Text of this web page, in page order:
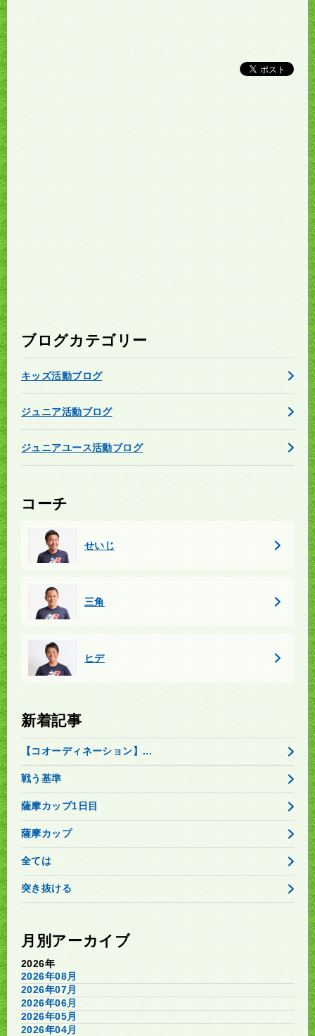
ブログカテゴリー
キッズ活動ブログ
ジュニア活動ブログ
ジュニアユース活動ブログ
コーチ
せいじ
三角
ヒデ
新着記事
【コオーディネーション】...
戦う基準
薩摩カップ1日目
薩摩カップ
全ては
突き抜ける
月別アーカイブ
2026年
2026年08月
2026年07月
2026年06月
2026年05月
2026年04月